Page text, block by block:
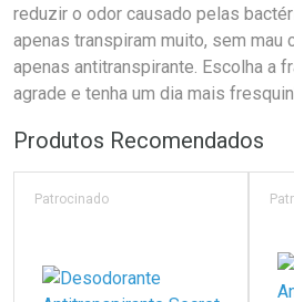
reduzir o odor causado pelas
apenas transpiram muito, sem mau
apenas antitranspirante. Escolha a
agrade e tenha um dia mais
Produtos Recomendados
Patrocinado